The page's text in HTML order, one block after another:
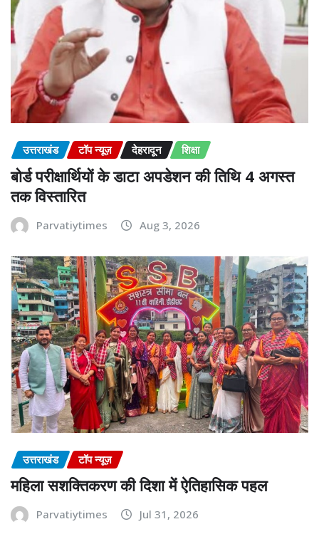
उत्तराखंड टॉप न्यूज़ देहरादून शिक्षा
बोर्ड परीक्षार्थियों के डाटा अपडेशन की तिथि 4 अगस्त
तक विस्तारित
Parvatiytimes Aug 3, 2026
उत्तराखंड टॉप न्यूज़
महिला सशक्तिकरण की दिशा में ऐतिहासिक पहल
Parvatiytimes Jul 31, 2026